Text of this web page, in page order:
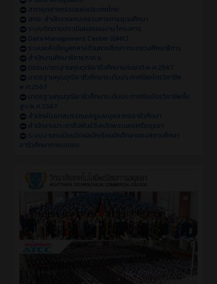
สภาอุตสาหกรรมแห่งประเทศไทย
สกอ. สำนักงานคณะกรรมการการอุดมศึกษา
ระบบติดตามประเมินผลแผนงาน โครงการ
Data Management Center (DMC)
ระบบคลังข้อมูลกลางด้านการศึกษา กระทรวงศึกษาธิการ
สำนักงานศึกษาธิการภาค ๔
กรอบมาตรฐานคุณวุฒิอาชีวศึกษาแห่งชาติ พ.ศ.2567
มาตรฐานคุณวุฒิอาชีวศึกษาระดับประกาศนียบัตรวิชาชีพ
พ.ศ.2567
มาตรฐานคุณวุฒิอาชีวศึกษาระดับประกาศนียบัตรวิชาชีพชั้น
สูง พ.ศ.2567
สำนักพัฒนาสมรรถนะครูและบุคลากรอาชีวศึกษา
สำนักงานประชาสัมพันธ์จังหวัดพระนครศรีอยุธยา
ระบบงานทะเบียนวัดผลนักเรียนนักศึกษาของสถานศึกษา
อาชีวศึกษาภาคเอกชน